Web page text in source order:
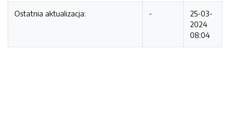
Ostatnia aktualizacja: -
25-03-
2024
08:04